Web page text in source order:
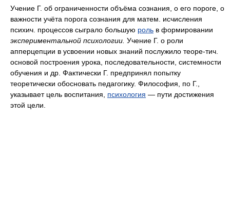
Учение Г. об ограниченности объёма сознания, о его пороге, о
важности учёта порога сознания для матем. исчисления
психич. процессов сыграло большую роль в формировании
экспериментальной психологии. Учение Г. о роли
апперцепции в усвоении новых знаний послужило теоре-тич.
основой построения урока, последовательности, системности
обучения и др. Фактически Г. предпринял попытку
теоретически обосновать педагогику. Философия, по Г.,
указывает цель воспитания, психология — пути достижения
этой цели.